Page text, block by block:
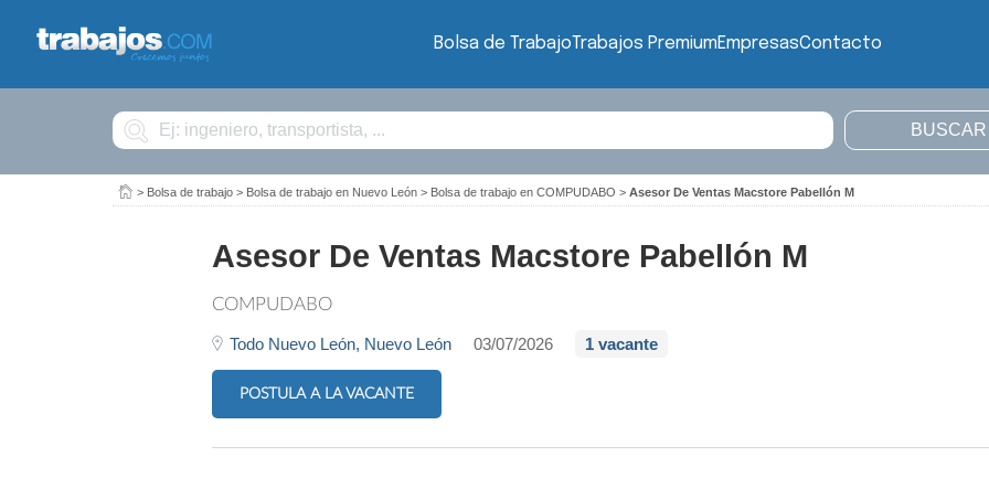
Bolsa de TrabajoTrabajos PremiumEmpresasContacto
Buscar
> Bolsa de trabajo > Bolsa de trabajo en Nuevo León > Bolsa de trabajo en COMPUDABO > Asesor De Ventas Macstore Pabellón M
Asesor De Ventas Macstore Pabellón M
COMPUDABO
Todo Nuevo León, Nuevo León 03/07/2026 1 vacante
POSTULA A LA VACANTE